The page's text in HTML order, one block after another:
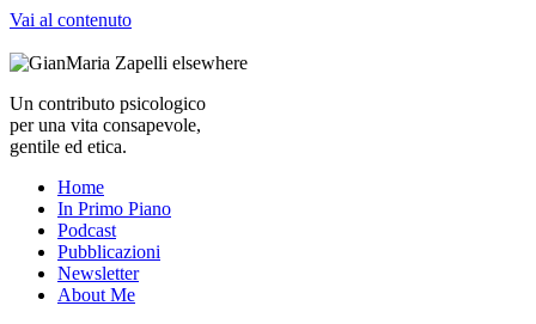
Vai al contenuto
Un contributo psicologico
per una vita consapevole,
gentile ed etica.
Home
In Primo Piano
Podcast
Pubblicazioni
Newsletter
About Me